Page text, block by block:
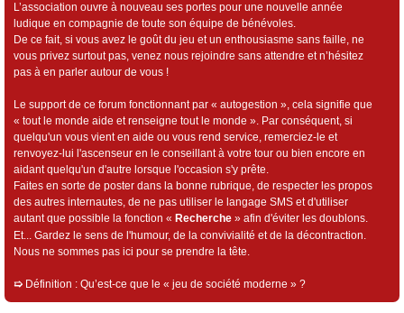
L’association ouvre à nouveau ses portes pour une nouvelle année
ludique en compagnie de toute son équipe de bénévoles.
De ce fait, si vous avez le goût du jeu et un enthousiasme sans faille, ne
vous privez surtout pas, venez nous rejoindre sans attendre et n’hésitez
pas à en parler autour de vous !
Le support de ce forum fonctionnant par « autogestion », cela signifie que
« tout le monde aide et renseigne tout le monde ». Par conséquent, si
quelqu'un vous vient en aide ou vous rend service, remerciez-le et
renvoyez-lui l'ascenseur en le conseillant à votre tour ou bien encore en
aidant quelqu'un d'autre lorsque l'occasion s'y prête.
Faites en sorte de poster dans la bonne rubrique, de respecter les propos
des autres internautes, de ne pas utiliser le langage SMS et d'utiliser
autant que possible la fonction « Recherche » afin d'éviter les doublons.
Et... Gardez le sens de l'humour, de la convivialité et de la décontraction.
Nous ne sommes pas ici pour se prendre la tête.
➯ Définition : Qu’est-ce que le « jeu de société moderne » ?